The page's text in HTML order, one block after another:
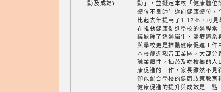
動及成效)
動」，並擬定本校「健康體位
體位不良師生邁向健康體位
比起去年提高了1.12％，可
在推動健康促進學校的過程當
議題除了透過衛生、醫療體系
與學校更是推動健康促進工作
本校鄰近觀音工業區，大部分
職業屬性，抽菸及吃檳榔的人
康促進的工作，家長雖然不
卻能配合學校的健康政策教育
健康促進的提升與成效是一點